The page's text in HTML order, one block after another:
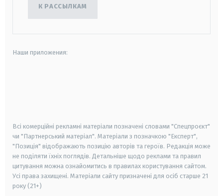
К РАССЫЛКАМ
Наши приложения:
Всі комерційні рекламні матеріали позначені словами "Спецпроєкт"
чи "Партнерський матеріал". Матеріали з позначкою "Експерт",
"Позиція" відображають позицію авторів та героїв. Редакція може
не поділяти їхніх поглядів. Детальніше щодо реклами та правил
цитування можна ознайомитись в правилах користування сайтом.
Усі права захищені. Матеріали сайту призначені для осіб старше 21
року (21+)